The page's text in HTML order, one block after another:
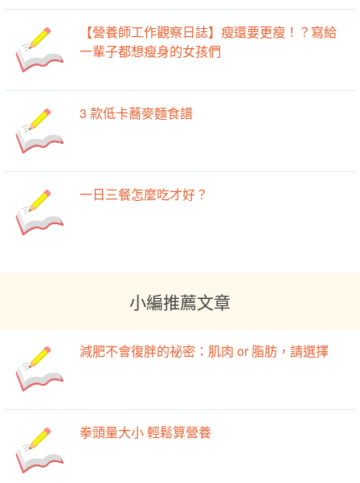
【營養師工作觀察日誌】瘦還要更瘦！？寫給
一輩子都想瘦身的女孩們
3 款低卡蕎麥麵食譜
一日三餐怎麼吃才好？
小編推薦文章
減肥不會復胖的祕密：肌肉 or 脂肪，請選擇
拳頭量大小 輕鬆算營養